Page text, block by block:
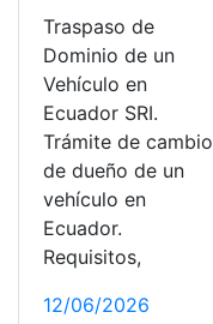
Traspaso de
Dominio de un
Vehículo en
Ecuador SRI.
Trámite de cambio
de dueño de un
vehículo en
Ecuador.
Requisitos,
12/06/2026